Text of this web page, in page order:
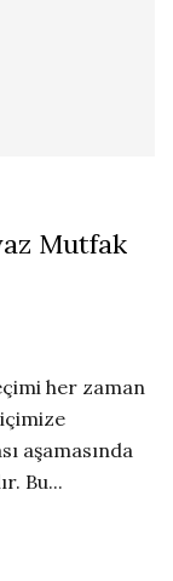
Mutfak
her zaman
aşamasında
Bu...